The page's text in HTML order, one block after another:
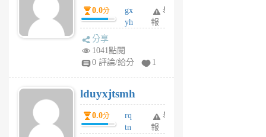
個
月
0.0分
gx
yh
jl
月
前
舉
報
分享
1041點閱
0 評論/給分
1
lduyxjtsmh
0.0分
rq
tn
舉
報